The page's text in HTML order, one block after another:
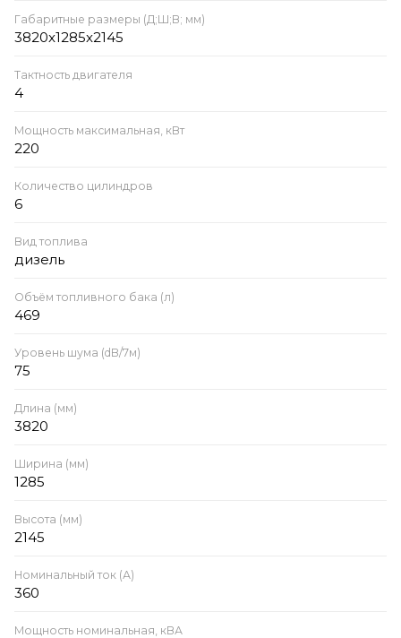
Габаритные размеры (Д;Ш;В; мм)
3820x1285x2145
Тактность двигателя
4
Мощность максимальная, кВт
220
Количество цилиндров
6
Вид топлива
дизель
Объём топливного бака (л)
469
Уровень шума (dB/7м)
75
Длина (мм)
3820
Ширина (мм)
1285
Высота (мм)
2145
Номинальный ток (А)
360
Мощность номинальная, кВА